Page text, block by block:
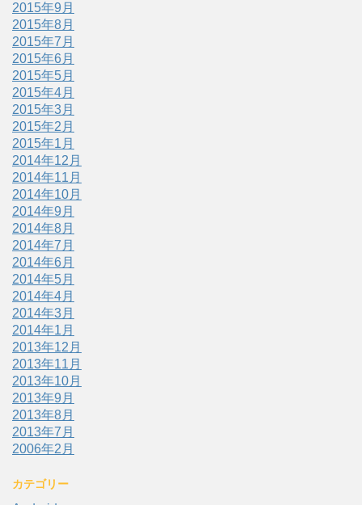
2015年9月
2015年8月
2015年7月
2015年6月
2015年5月
2015年4月
2015年3月
2015年2月
2015年1月
2014年12月
2014年11月
2014年10月
2014年9月
2014年8月
2014年7月
2014年6月
2014年5月
2014年4月
2014年3月
2014年1月
2013年12月
2013年11月
2013年10月
2013年9月
2013年8月
2013年7月
2006年2月
カテゴリー